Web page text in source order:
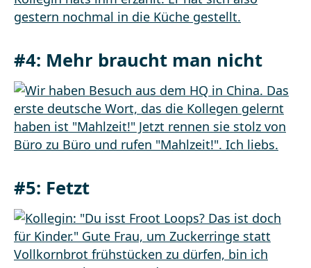
#4: Mehr braucht man nicht
#5: Fetzt